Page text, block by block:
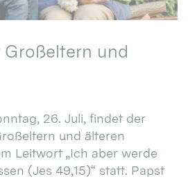
und
26. Juli, findet der
und älteren
Leitwort „Ich aber werde
(Jes 49,15)“ statt. Papst